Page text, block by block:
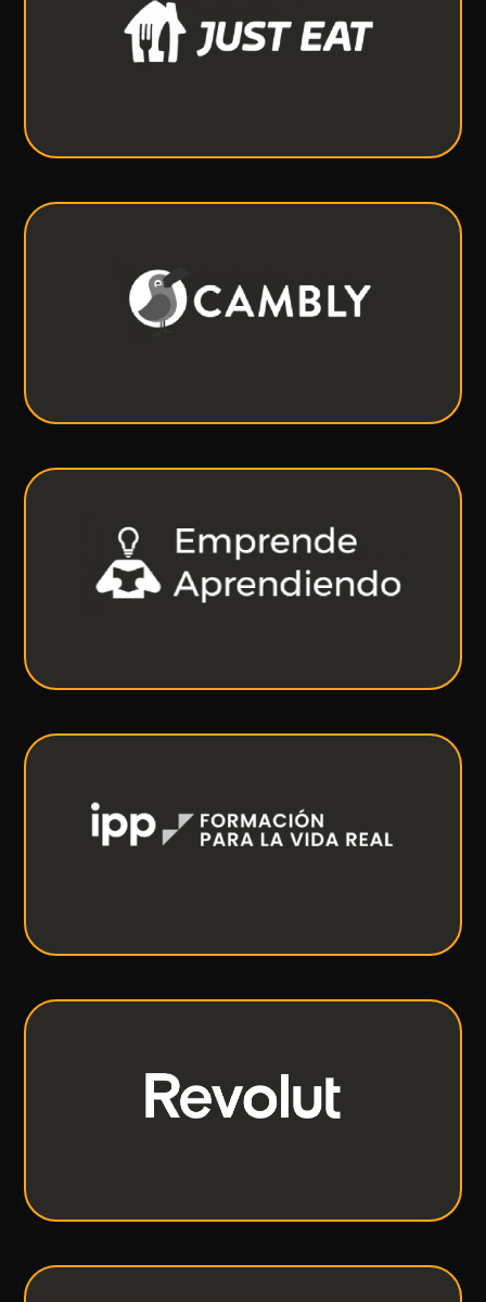
Pide tu comida favorita a domicilio.
Aprende inglés en conversaciones reales con
hablantes nativos.
Suscríbete GRATIS para recibir las últimas
tendencias, estrategias, e ideas de negocio.
Conocimiento práctico e inspiración para
transformar tu vida.
El banco todo en uno.